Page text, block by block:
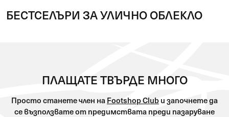
БЕСТСЕЛЪРИ ЗА УЛИЧНО ОБЛЕКЛО
ПЛАЩАТЕ ТВЪРДЕ МНОГО
Просто станете член на Footshop Clubи започнете да
се възползвате от предимствата преди пазаруване